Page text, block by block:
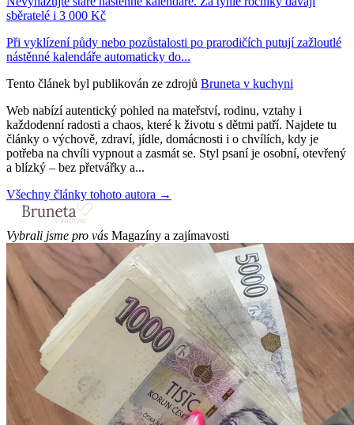
sběratelé i 3 000 Kč
Při vyklízení půdy nebo pozůstalosti po prarodičích putují zažloutlé
nástěnné kalendáře automaticky do...
Tento článek byl publikován ze zdrojů Bruneta v kuchyni
Web nabízí autentický pohled na mateřství, rodinu, vztahy i
každodenní radosti a chaos, které k životu s dětmi patří. Najdete tu
články o výchově, zdraví, jídle, domácnosti i o chvílích, kdy je
potřeba na chvíli vypnout a zasmát se. Styl psaní je osobní, otevřený
a blízký – bez přetvářky a...
Všechny články tohoto autora →
Vybrali jsme pro vás Magazíny a zajímavosti